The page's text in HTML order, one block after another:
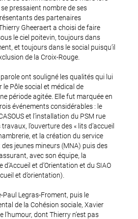
pressaient nombre de ses
des partenaires
Gheeraert a choisi de faire
le ciel poitevin, toujours dans
et toujours dans le social puisqu’il
de la Croix-Rouge.
ont souligné les qualités qui lui
Pôle social et médical de
période agitée. Elle fut marquée en
événements considérables : le
et l’installation du PSM rue
l’ouverture des « lits d’accueil
et la création du service
jeunes mineurs (MNA) puis des
avec son équipe, la
et d’Orientation et du SIAO
et d’orientation).
Paul Legras-Froment, puis le
de la Cohésion sociale, Xavier
l’humour, dont Thierry n’est pas